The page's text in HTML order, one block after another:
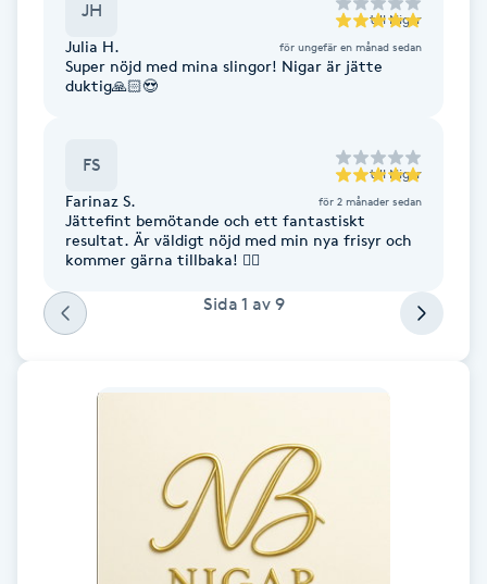
Fotsvamp
Fotvård
Fransborttagning
Fransfärgning
Fransförlängning
Fransförlängning Volym
JH till Nigar
Julia H. för ungefär en månad sedan
Super nöjd med mina slingor! Nigar är jätte
duktig🙏🏻😍
FS till Nigar
Farinaz S. för 2 månader sedan
Jättefint bemötande och ett fantastiskt
resultat. Är väldigt nöjd med min nya frisyr och
kommer gärna tillbaka! 👌🏼
Sida 1 av 9